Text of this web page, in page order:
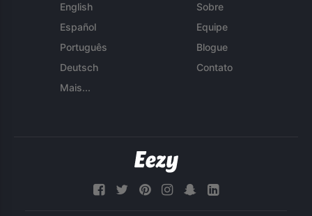
English
Español
Português
Deutsch
Mais...
Sobre
Equipe
Blogue
Contato